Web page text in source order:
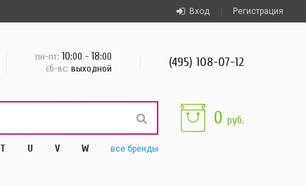
Вход Регистрация
пн-пт: 10:00 - 18:00
сб-вс: выходной (495) 108-07-12
T U V W все бренды
0 руб.